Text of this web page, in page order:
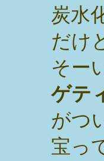
炭水
だけ
そー
ゲテ
がつ
宝っ